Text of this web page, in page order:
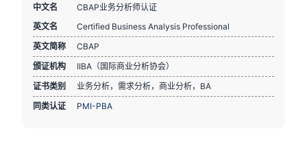
中文名
CBAP业务分析师认证
英文名
Certified Business Analysis Professional
英文简称
CBAP
颁证机构
IIBA（国际商业分析协会）
证书类别
业务分析，需求分析，商业分析，BA
同类认证
PMI-PBA